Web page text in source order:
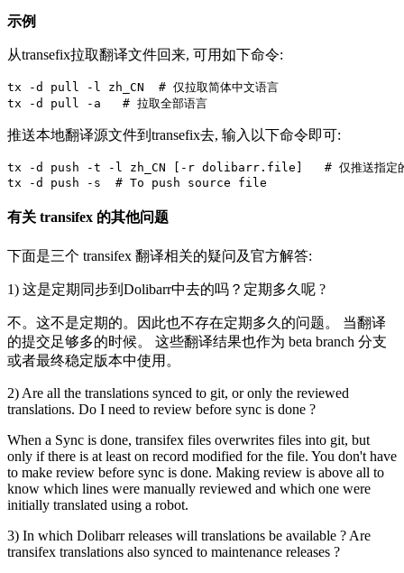
示例
从transefix拉取翻译文件回来, 可用如下命令:
tx -d pull -l zh_CN # 仅拉取简体中文语言
tx -d pull -a # 拉取全部语言
推送本地翻译源文件到transefix去, 输入以下命令即可:
tx -d push -t -l zh_CN -r dolibarr.file
# 仅推送指定
tx -d push -s # To push source file
有关 transifex 的其他问题
下面是三个 transifex 翻译相关的疑问及官方解答:
1) 这是定期同步到Dolibarr中去的吗？定期多久呢 ?
不。这不是定期的。因此也不存在定期多久的问题。 当翻译
的提交足够多的时候。 这些翻译结果也作为 beta branch 分支
或者最终稳定版本中使用。
2) Are all the translations synced to git, or only the reviewed
translations. Do I need to review before sync is done ?
When a Sync is done, transifex files overwrites files into git, but
only if there is at least on record modified for the file. You don't have
to make review before sync is done. Making review is above all to
know which lines were manually reviewed and which one were
initially translated using a robot.
3) In which Dolibarr releases will translations be available ? Are
transifex translations also synced to maintenance releases ?